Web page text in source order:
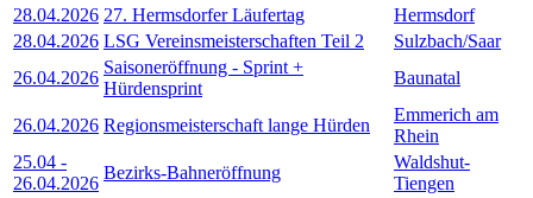
28.04.2026 27. Hermsdorfer Läufertag
Hermsdorf
28.04.2026 LSG Vereinsmeisterschaften Teil 2
Sulzbach/Saar
26.04.2026
Saisoneröffnung - Sprint +
Hürdensprint
Baunatal
26.04.2026 Regionsmeisterschaft lange Hürden
Emmerich am
Rhein
25.04 -
26.04.2026
Bezirks-Bahneröffnung
Waldshut-
Tiengen